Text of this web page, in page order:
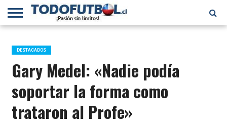
PRIMERA
B
SELECCIÓN
CHILENA
CHILENOS
EN EL
MUNDO
FÚTBOL
INTERNACIONAL
DESTACADOS
Gary Medel: «Nadie podía
soportar la forma como
trataron al Profe»